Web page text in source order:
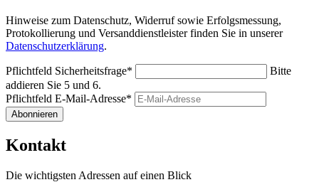
Hinweise zum Datenschutz, Widerruf sowie Erfolgsmessung,
Protokollierung und Versanddienstleister finden Sie in unserer
Datenschutzerklärung.
Pflichtfeld Sicherheitsfrage*
Bitte
addieren Sie 5 und 6.
Pflichtfeld E-Mail-Adresse*
Abonnieren
Kontakt
Die wichtigsten Adressen auf einen Blick